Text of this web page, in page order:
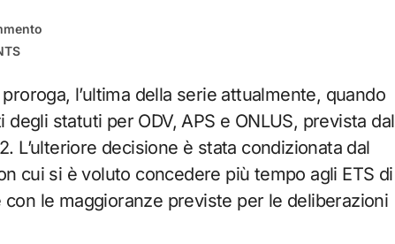
statuti per ODV, APS e ONLUS, prevista dal
L’ulteriore decisione è stata condizionata dal
cui si è voluto concedere più tempo agli ETS di
le maggioranze previste per le deliberazioni